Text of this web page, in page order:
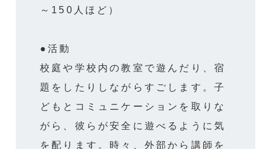
～150人ほど）
●活動
校庭や学校内の教室で遊んだり、宿
題をしたりしながらすごします。子
どもとコミュニケーションを取りな
がら、彼らが安全に遊べるように気
を配ります。時々、外部から講師を